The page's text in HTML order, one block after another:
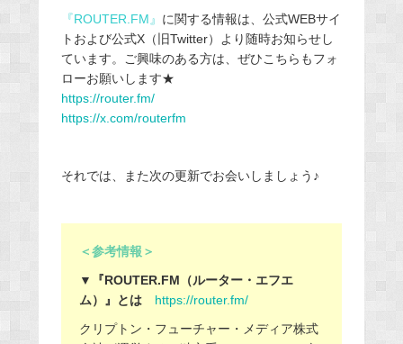
『ROUTER.FM 』 に関する情報は、公式WEBサイ
トおよび公式X（旧Twitter）より随時お知らせし
ています。ご興味のある方は、ぜひこちらもフォ
ローお願いします★
https://router.fm/
https://x.com/routerfm
それでは、また次の更新でお会いしましょう♪
＜参考情報＞
▼『ROUTER.FM（ルーター・エフエ
ム）』とは https://router.fm/
クリプトン・フューチャー・メディア株式